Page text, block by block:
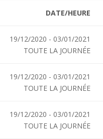
DATE/HEURE
19/12/2020 - 03/01/2021
TOUTE LA JOURNÉE
19/12/2020 - 03/01/2021
TOUTE LA JOURNÉE
19/12/2020 - 03/01/2021
TOUTE LA JOURNÉE